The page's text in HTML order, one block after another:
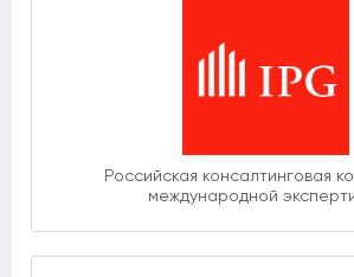
Российская консалтинговая
международной